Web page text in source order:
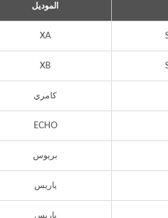
الموديل
XA
XB
كامري
ECHO
بريوس
ياريس
ياريس